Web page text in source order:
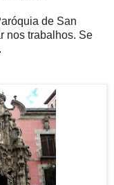
de San
nos trabalhos. Se